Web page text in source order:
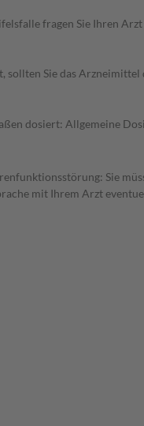
fragen Sie Ihren
Sie das Arzneimittel
dosiert: Allgemeine
Sie
mit Ihrem Arzt